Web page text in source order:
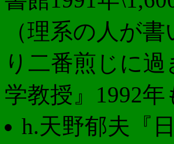
（理系の人が
り二番煎じに
学教授』1992
h.天野郁夫『